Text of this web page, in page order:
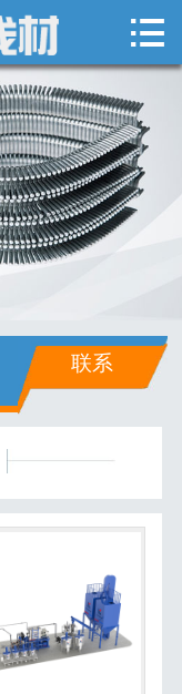
 网站首页
关于我们
新闻中心
产品展示
销售网络
在线留言
联系我们

联系